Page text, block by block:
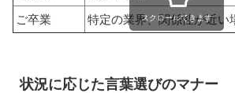
ご卒業
特定の業界、関係性が近い
スクロールできます
状況に応じた言葉選びのマナー